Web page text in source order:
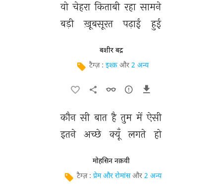
वो चेहरा किताबी रहा सामने
बड़ी
ख़ूबसूरत पढ़ाई हुई
बशीर बद्र
टैग्ज़ : इश्क़ और 2 अन्य
कौन सी बात है तुम में ऐसी
इतने अच्छे क्यूँ लगते हो
मोहसिन नक़वी
टैग्ज़ : प्रेम और रोमांस और 2 अन्य